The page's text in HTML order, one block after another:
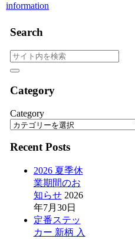
information
Search
Category
Category
Recent Posts
2026 夏季休
業期間のお
知らせ 2026
年7月30日
定番ステッ
カー 新柄 入